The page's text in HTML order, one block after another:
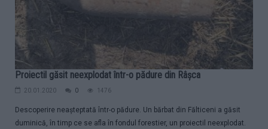
Proiectil găsit neexplodat într-o pădure din Râșca
20.01.2020 0 1476
Descoperire neașteptată într-o pădure. Un bărbat din Fălticeni a găsit
duminică, în timp ce se afla în fondul forestier, un proiectil neexplodat.